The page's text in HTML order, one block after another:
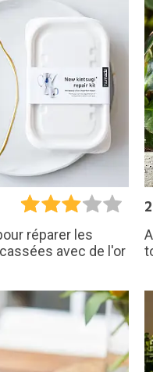
réparer les
avec de l'or